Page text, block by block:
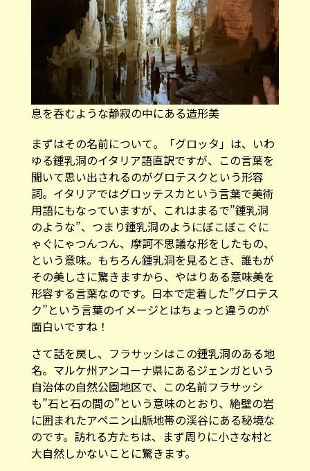
息を呑むような静寂の中にある造形美
まずはその名前について。「グロッタ」は、いわ
ゆる鍾乳洞のイタリア語直訳ですが、この言葉を
聞いて思い出されるのがグロテスクという形容
詞。イタリアではグロッテスカという言葉で美術
用語にもなっていますが、これはまるで”鍾乳洞
のような”、つまり鍾乳洞のようにぼこぼこぐに
ゃぐにゃつんつん、摩訶不思議な形をしたもの、
という意味。もちろん鍾乳洞を見るとき、誰もが
その美しさに驚きますから、やはりある意味美を
形容する言葉なのです。日本で定着した”グロテス
ク”という言葉のイメージとはちょっと違うのが
面白いですね！
さて話を戻し、フラサッシはこの鍾乳洞のある地
名。マルケ州アンコーナ県にあるジェンガという
自治体の自然公園地区で、この名前フラサッシ
も”石と石の間の”という意味のとおり、絶壁の岩
に囲まれたアペニン山脈地帯の渓谷にある秘境な
のです。訪れる方たちは、まず周りに小さな村と
大自然しかないことに驚きます。